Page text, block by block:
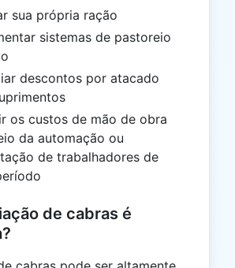
sua própria ração
sistemas de pastoreio
descontos por atacado
os custos de mão de obra
da automação ou
de trabalhadores de
de cabras é